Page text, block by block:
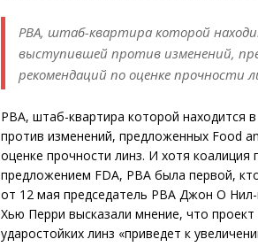
РВА, штаб-квартира которой
выступившей против изменений,
рекомендаций по оценке прочности
РВА, штаб-квартира которой находится
против изменений, предложенных Food
оценке прочности линз. И хотя коалиция
предложением FDA, РВА была первой,
от 12 мая председатель РВА Джон О
Хью Перри высказали мнение, что
ударостойких линз «приведет к